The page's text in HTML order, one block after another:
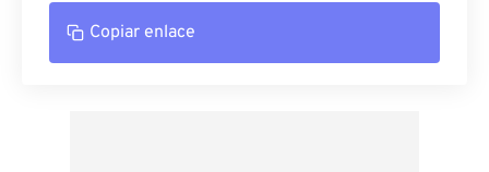
Copiar enlace